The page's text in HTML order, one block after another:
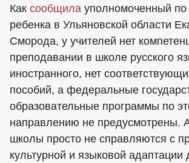
Как сообщила уполномоченный
ребенка в Ульяновской области
Сморода, у учителей нет
преподавании в школе русского
иностранного, нет
пособий, а федеральные
образовательные программы по
направлению не предусмотрены.
школы просто не справляются с
культурной и языковой адаптации